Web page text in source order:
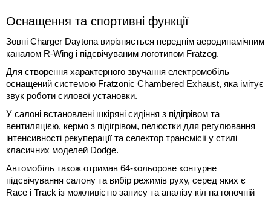
Оснащення та спортивні функції
Зовні Charger Daytona вирізняється переднім аеродинамічним
каналом R-Wing і підсвічуваним логотипом Fratzog.
Для створення характерного звучання електромобіль
оснащений системою Fratzonic Chambered Exhaust, яка імітує
звук роботи силової установки.
У салоні встановлені шкіряні сидіння з підігрівом та
вентиляцією, кермо з підігрівом, пелюстки для регулювання
інтенсивності рекуперації та селектор трансмісії у стилі
класичних моделей Dodge.
Автомобіль також отримав 64-кольорове контурне
підсвічування салону та вибір режимів руху, серед яких є
Race і Track із можливістю запису та аналізу кіл на гоночній